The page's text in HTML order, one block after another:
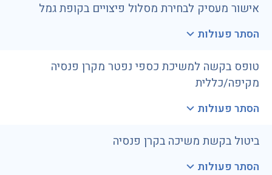
אישור מעסיק לבחירת מסלול פיצויים בקופת גמל
הסתר פעולות
טופס בקשה למשיכת כספי נפטר מקרן פנסיה
מקיפה/כללית
הסתר פעולות
ביטול בקשת משיכה בקרן פנסיה
הסתר פעולות